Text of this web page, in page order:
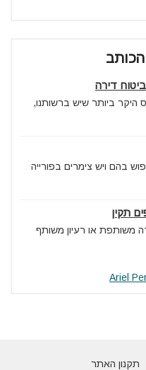
היקר ביותר שיש ברשותנו,
בהם ויש צימרים בפורייה
תקין
משותפת או רעיון משותף
תקנון האתר